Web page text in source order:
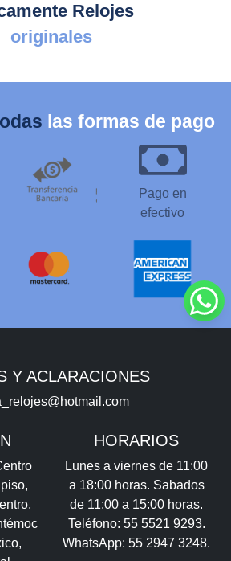
Relojes
originales
las formas de pago
Pago en
efectivo
Y ACLARACIONES
HORARIOS
Lunes a viernes de 11:00
a 18:00 horas. Sabados
de 11:00 a 15:00 horas.
Teléfono: 55 5521 9293.
WhatsApp: 55 2947 3248.